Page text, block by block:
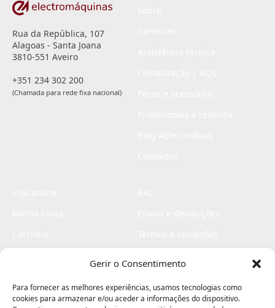
Gerir o Consentimento
Para fornecer as melhores experiências, usamos tecnologias como
cookies para armazenar e/ou aceder a informações do dispositivo.
Rua da República, 107
Alagoas - Santa Joana
3810-551 Aveiro
+351 234 302 200
(Chamada para rede fixa nacional)
Livro de elogios